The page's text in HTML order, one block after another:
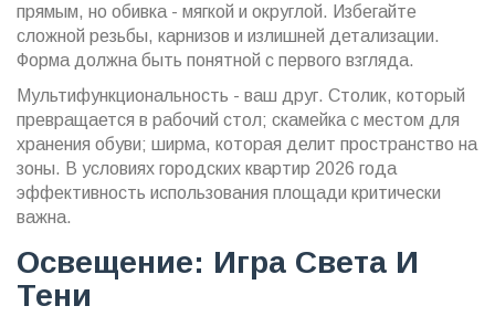
прямым, но обивка - мягкой и округлой. Избегайте
сложной резьбы, карнизов и излишней детализации.
Форма должна быть понятной с первого взгляда.
Мультифункциональность - ваш друг. Столик, который
превращается в рабочий стол; скамейка с местом для
хранения обуви; ширма, которая делит пространство на
зоны. В условиях городских квартир 2026 года
эффективность использования площади критически
важна.
Освещение: Игра Света И
Тени